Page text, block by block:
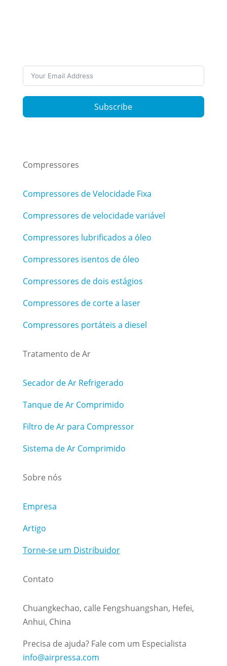
Subscribe
Compressores
Compressores de Velocidade Fixa
Compressores de velocidade variável
Compressores lubrificados a óleo
Compressores isentos de óleo
Compressores de dois estágios
Compressores de corte a laser
Compressores portáteis a diesel
Tratamento de Ar
Secador de Ar Refrigerado
Tanque de Ar Comprimido
Filtro de Ar para Compressor
Sistema de Ar Comprimido
Sobre nós
Empresa
Artigo
Torne-se um Distribuidor
Contato
Chuangkechao, calle Fengshuangshan, Hefei,
Anhui, China
Precisa de ajuda? Fale com um Especialista
info@airpressa.com